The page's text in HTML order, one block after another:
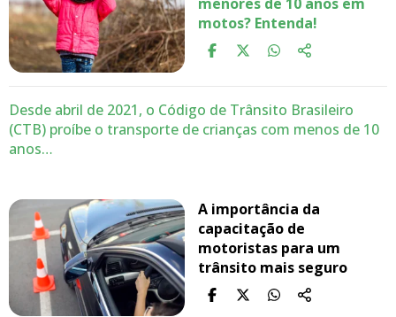
motos? Entenda!
Desde abril de 2021, o Código de Trânsito Brasileiro
(CTB) proíbe o transporte de crianças com menos de 10
anos…
A importância da
capacitação de
motoristas para um
trânsito mais seguro